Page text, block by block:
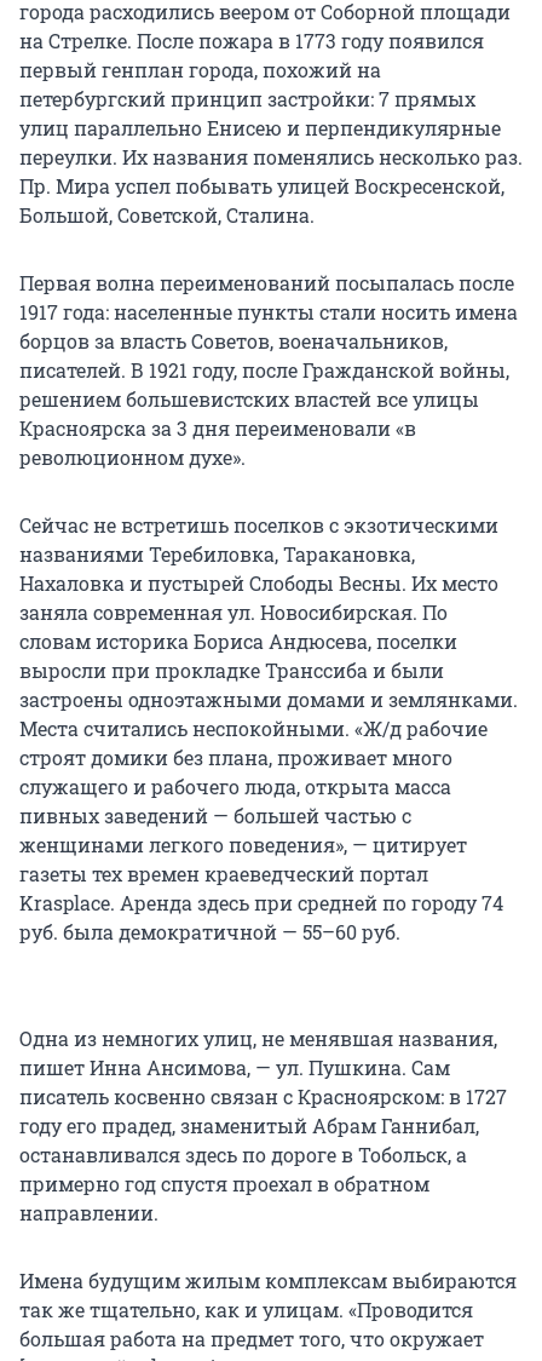
города расходились веером от Соборной площади
на Стрелке. После пожара в 1773 году появился
первый генплан города, похожий на
петербургский принцип застройки: 7 прямых
улиц параллельно Енисею и перпендикулярные
переулки. Их названия поменялись несколько раз.
Пр. Мира успел побывать улицей Воскресенской,
Большой, Советской, Сталина.
Первая волна переименований посыпалась после
1917 года: населенные пункты стали носить имена
борцов за власть Советов, военачальников,
писателей. В 1921 году, после Гражданской войны,
решением большевистских властей все улицы
Красноярска за 3 дня переименовали «в
революционном духе».
Сейчас не встретишь поселков с экзотическими
названиями Теребиловка, Таракановка,
Нахаловка и пустырей Слободы Весны. Их место
заняла современная ул. Новосибирская. По
словам историка Бориса Андюсева, поселки
выросли при прокладке Транссиба и были
застроены одноэтажными домами и землянками.
Места считались неспокойными. «Ж/д рабочие
строят домики без плана, проживает много
служащего и рабочего люда, открыта масса
пивных заведений — большей частью с
женщинами легкого поведения», — цитирует
газеты тех времен краеведческий портал
Krasplace. Аренда здесь при средней по городу 74
руб. была демократичной — 55–60 руб.
Одна из немногих улиц, не менявшая названия,
пишет Инна Ансимова, — ул. Пушкина. Сам
писатель косвенно связан с Красноярском: в 1727
году его прадед, знаменитый Абрам Ганнибал,
останавливался здесь по дороге в Тобольск, а
примерно год спустя проехал в обратном
направлении.
Имена будущим жилым комплексам выбираются
так же тщательно, как и улицам. «Проводится
большая работа на предмет того, что окружает